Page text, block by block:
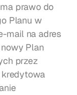
prawo do
Planu w
mail na adres
Plan
przez